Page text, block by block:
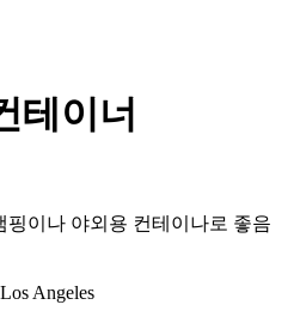
테이너
핑이나 야외용 컨테이나로 좋음
Angeles